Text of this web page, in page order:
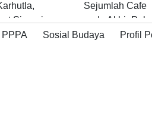
Sinergi
Sektor
Sejumlah Cafe
pada Akhir
untuk Cegah
PPPA Sosial Budaya Profil